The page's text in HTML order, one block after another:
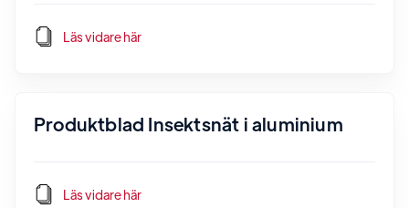
Läs vidare här
Produktblad Insektsnät i aluminium
Läs vidare här